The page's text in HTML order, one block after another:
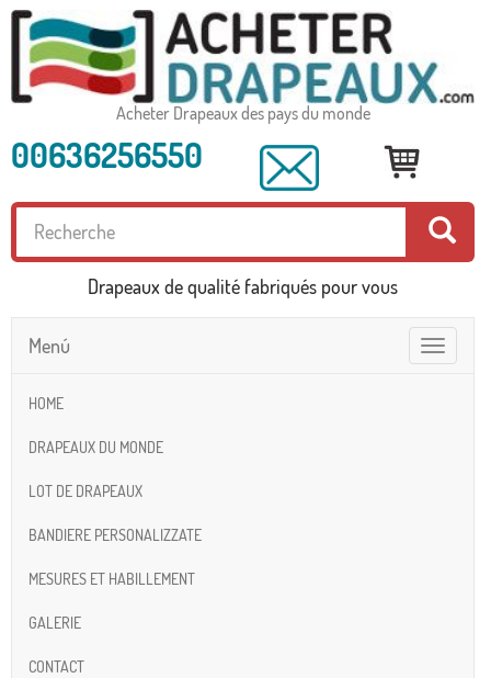
Acheter Drapeaux des pays du monde
00636256550
Drapeaux de qualité fabriqués pour vous
Toggle
navigation
Menú
HOME
DRAPEAUX DU MONDE
LOT DE DRAPEAUX
BANDIERE PERSONALIZZATE
MESURES ET HABILLEMENT
GALERIE
CONTACT